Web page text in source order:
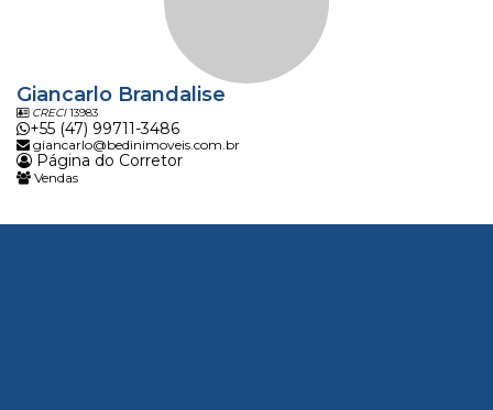
Giancarlo Brandalise
CRECI13983
+55 (47) 99711-3486
giancarlo@bedinimoveis.com.br
Página do Corretor
Vendas